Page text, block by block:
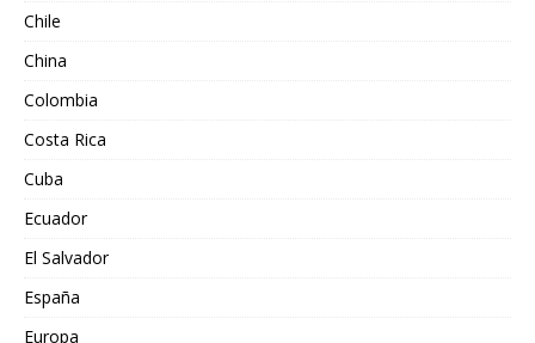
Chile
China
Colombia
Costa Rica
Cuba
Ecuador
El Salvador
España
Europa